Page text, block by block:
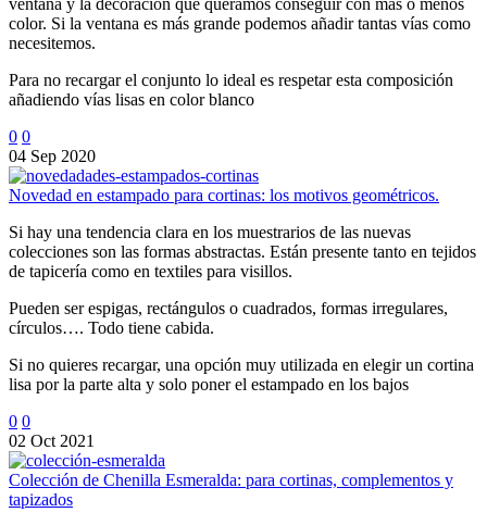
color. Si la ventana es más grande podemos añadir tantas vías como
necesitemos.
Para no recargar el conjunto lo ideal es respetar esta composición
añadiendo vías lisas en color blanco
0 0
04 Sep 2020
Novedad en estampado para cortinas: los motivos geométricos.
Si hay una tendencia clara en los muestrarios de las nuevas
colecciones son las formas abstractas. Están presente tanto en tejidos
de tapicería como en textiles para visillos.
Pueden ser espigas, rectángulos o cuadrados, formas irregulares,
círculos…. Todo tiene cabida.
Si no quieres recargar, una opción muy utilizada en elegir un cortina
lisa por la parte alta y solo poner el estampado en los bajos
0 0
02 Oct 2021
Colección de Chenilla Esmeralda: para cortinas, complementos y
tapizados